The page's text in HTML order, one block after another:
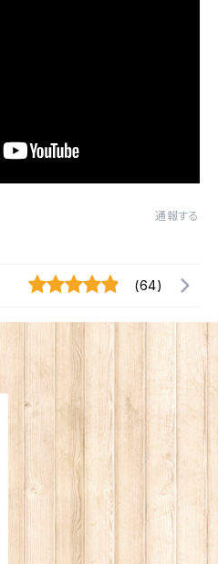
通報する
(64)